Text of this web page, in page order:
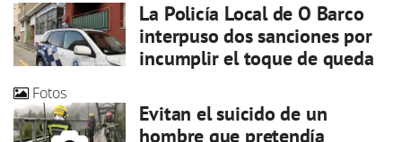
La Policía Local de O Barco
interpuso dos sanciones por
incumplir el toque de queda
Fotos
Evitan el suicido de un
hombre que pretendía